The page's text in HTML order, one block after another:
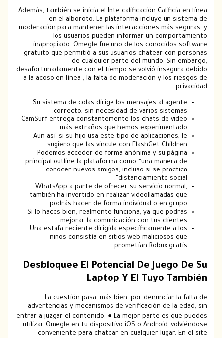
Además, también se inicia el Inte calificación Calificia en línea
en el alboroto. La plataforma incluye un sistema de
moderación para mantener las interacciones más seguras, y
los usuarios pueden informar un comportamiento
inapropiado. Omegle fue uno de los conocidos software
gratuito que permitió a sus usuarios chatear con personas
de cualquier parte del mundo. Sin embargo,
desafortunadamente con el tiempo se volvió insegura debido
a la acoso en línea , la falta de moderación y los riesgos de
privacidad.
Su sistema de colas dirige los mensajes al agente
correcto, sin necesidad de varios sistemas.
CamSurf entrega constantemente los chats de video
más extraños que hemos experimentado.
Aún así, si su hijo usa este tipo de aplicaciones, le
sugiero que las vincule con FlashGet Children.
Podemos acceder de forma anónima y su página
principal outline la plataforma como “una manera de
conocer nuevos amigos, incluso si se practica
distanciamiento social”.
WhatsApp a parte de ofrecer su servicio normal,
también ha invertido en realizar videollamadas que
podrás hacer de forma individual o en grupo.
Si lo haces bien, realmente funciona, ya que podrás
mejorar la comunicación con tus clientes.
Una estafa reciente dirigida específicamente a los
niños consistía en sitios web maliciosos que
prometían Robux gratis.
Desbloquee El Potencial De Juego De Su
Laptop Y El Tuyo También
La cuestión pasa, más bien, por denunciar la falta de
advertencias y mecanismos de verificación de la edad, sin
entrar a juzgar el contenido. ● La mejor parte es que puedes
utilizar Omegle en tu dispositivo iOS o Android, volviéndose
conveniente para chatear en cualquier lugar. En el site